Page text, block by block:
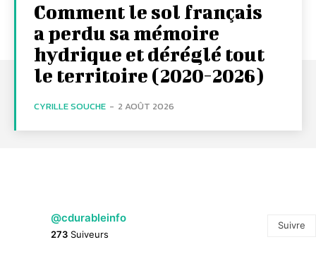
Comment le sol français
a perdu sa mémoire
hydrique et déréglé tout
le territoire (2020-2026)
CYRILLE SOUCHE - 2 AOÛT 2026
@cdurableinfo
273 Suiveurs
Suivre